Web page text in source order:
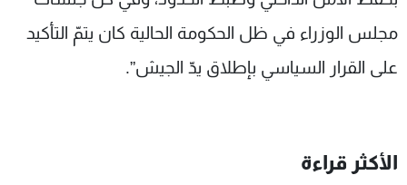
مجلس الوزراء في ظل الحكومة الحالية كان يتمّ التأكيد
على القرار السياسي بإطلاق يدّ الجيش”.
الأكثر قراءة